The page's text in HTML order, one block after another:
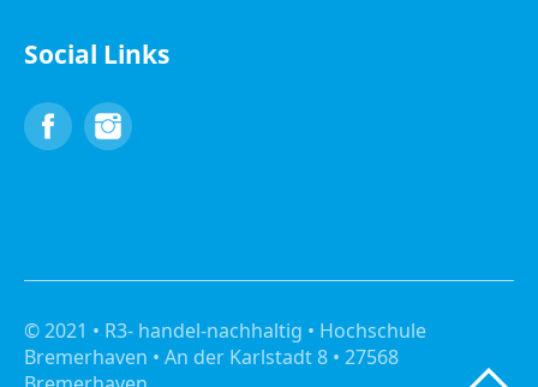
Social Links
Facebook
© 2021 • R3- handel-nachhaltig • Hochschule
Bremerhaven • An der Karlstadt 8 • 27568